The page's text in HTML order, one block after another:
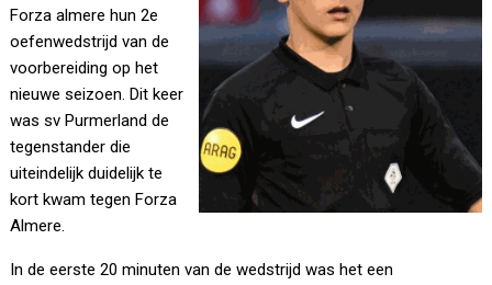
Forza almere hun 2e
oefenwedstrijd van de
voorbereiding op het
nieuwe seizoen. Dit keer
was sv Purmerland de
tegenstander die
uiteindelijk duidelijk te
kort kwam tegen Forza
Almere.
In de eerste 20 minuten van de wedstrijd was het een